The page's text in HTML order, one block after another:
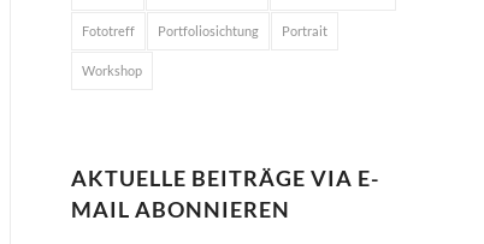
Fototreff Portfoliosichtung Portrait
Workshop
AKTUELLE BEITRÄGE VIA E-
MAIL ABONNIEREN